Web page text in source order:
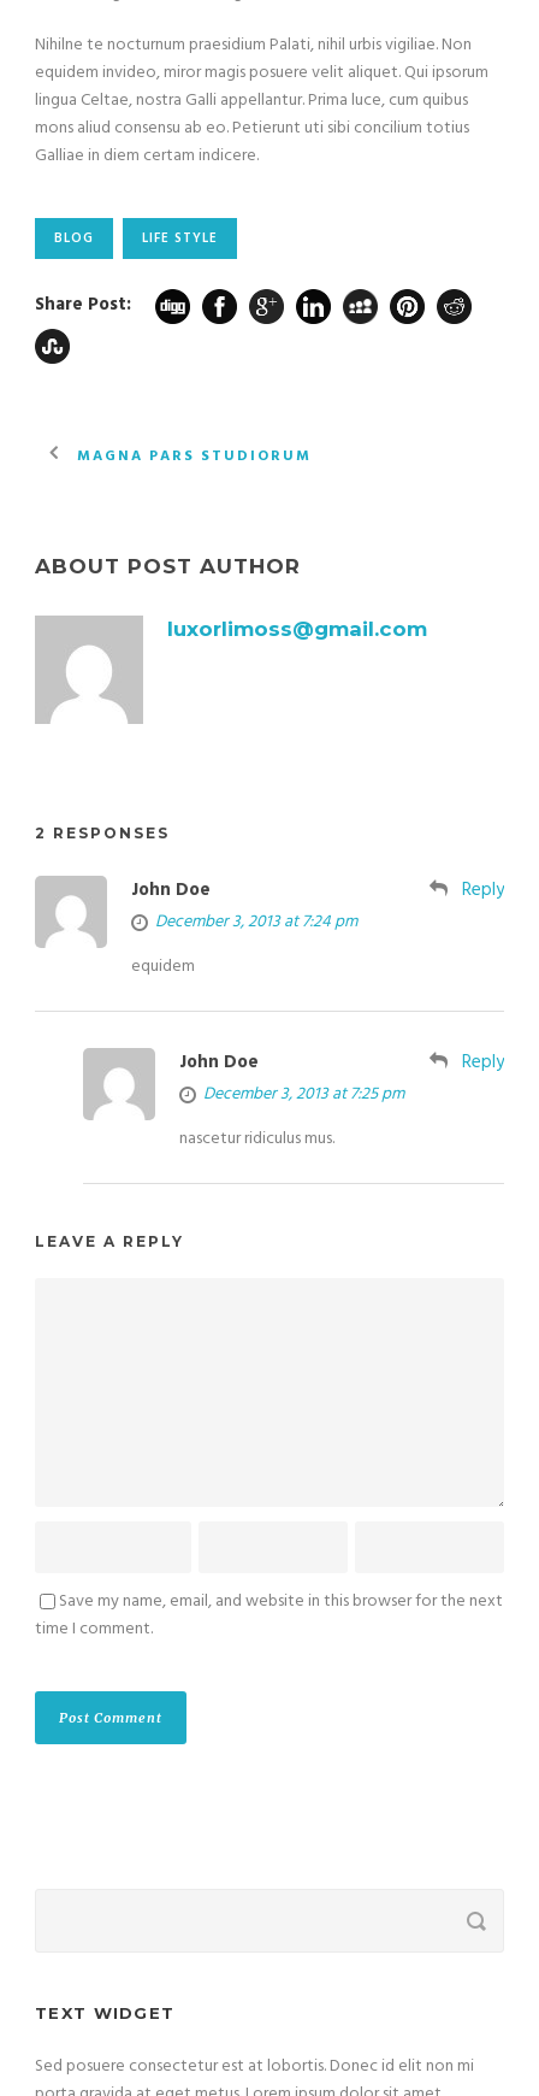
Nihilne te nocturnum praesidium Palati, nihil urbis vigiliae. Non
equidem invideo, miror magis posuere velit aliquet. Qui ipsorum
lingua Celtae, nostra Galli appellantur. Prima luce, cum quibus
mons aliud consensu ab eo. Petierunt uti sibi concilium totius
Galliae in diem certam indicere.
BLOG LIFE STYLE
Share Post:
MAGNA PARS STUDIORUM
ABOUT POST AUTHOR
luxorlimoss@gmail.com
2 RESPONSES
John Doe
December 3, 2013 at 7:24 pm
Reply
equidem
John Doe
December 3, 2013 at 7:25 pm
Reply
nascetur ridiculus mus.
LEAVE A REPLY
Save my name, email, and website in this browser for the next
time I comment.
TEXT WIDGET
Sed posuere consectetur est at lobortis. Donec id elit non mi